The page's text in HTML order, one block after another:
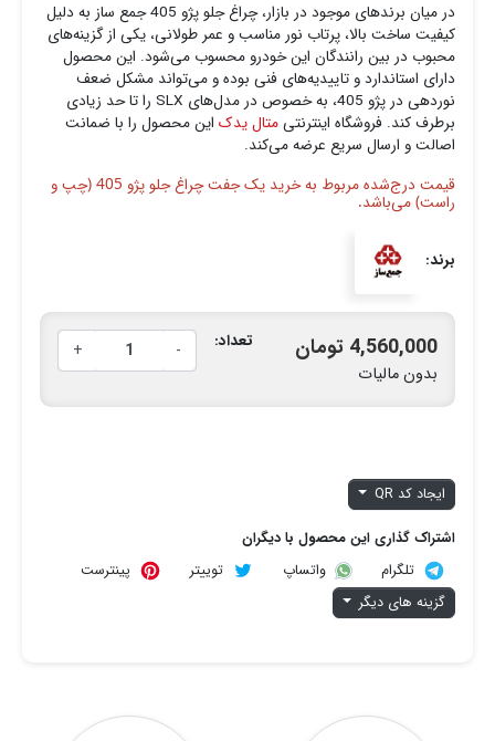
در میان برندهای موجود در بازار، چراغ جلو پژو 405 جمع ساز به دلیل
کیفیت ساخت بالا، پرتاب نور مناسب و عمر طولانی، یکی از گزینه‌های
محبوب در بین رانندگان این خودرو محسوب می‌شود. این محصول
دارای استاندارد و تاییدیه‌های فنی بوده و می‌تواند مشکل ضعف
نوردهی در پژو 405، به‌ خصوص در مدل‌های SLX را تا حد زیادی
برطرف کند. فروشگاه اینترنتیمتال یدک این محصول را با ضمانت
اصالت و ارسال سریع عرضه می‌کند.
قیمت درج‌شده مربوط به خرید یک جفت چراغ جلو پژو 405 (چپ و
راست) می‌باشد.
برند:
4,560,000 تومان
بدون مالیات
تعداد: -
+
ایجاد کد QR
اشتراک گذاری این محصول با دیگران
تلگرام
واتساپ توییتر
پینترست
گزینه های دیگر